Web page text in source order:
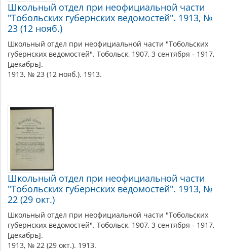
Школьный отдел при неофициальной части
"Тобольских губернских ведомостей". 1913, №
23 (12 нояб.)
Школьный отдел при неофициальной части "Тобольских
губернских ведомостей". Тобольск, 1907, 3 сентября - 1917,
[декабрь].
1913, № 23 (12 нояб.). 1913.
Школьный отдел при неофициальной части
"Тобольских губернских ведомостей". 1913, №
22 (29 окт.)
Школьный отдел при неофициальной части "Тобольских
губернских ведомостей". Тобольск, 1907, 3 сентября - 1917,
[декабрь].
1913, № 22 (29 окт.). 1913.